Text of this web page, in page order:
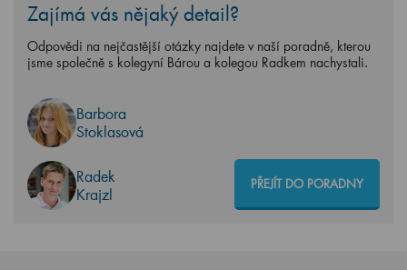
Zajímá vás nějaký detail?
Odpovědi na nejčastější otázky najdete v naší poradně, kterou
jsme společně s kolegyní Bárou a kolegou Radkem nachystali.
Barbora
Stoklasová
Radek
Krajzl
PŘEJÍT DO PORADNY